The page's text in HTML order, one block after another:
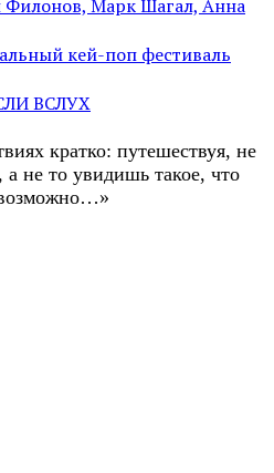
Марк Шагал, Анна
кей-поп фестиваль
ВСЛУХ
кратко: путешествуя, не
не то увидишь такое, что